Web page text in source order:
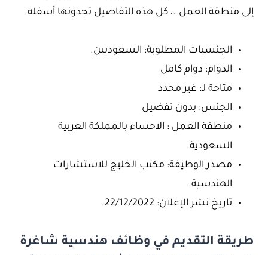
إلى منطقة العمل…، كل هذه التفاصيل تجدونها أسفله.
الجنسيات المطلوبة: السعوديين.
الدوام: دوام كامل
متاحة لـ: غير محدد
الجنس: بدون تفضيل
منطقة العمل : الاحساء بالمملكة العربية
السعودية.
مصدر الوظيفة: مكتب الخليج للاستشارات
الهندسية.
تاريخ نشر الإعلان: 22/12/2022.
طريقة التقديم في وظائف هندسية شاغرة